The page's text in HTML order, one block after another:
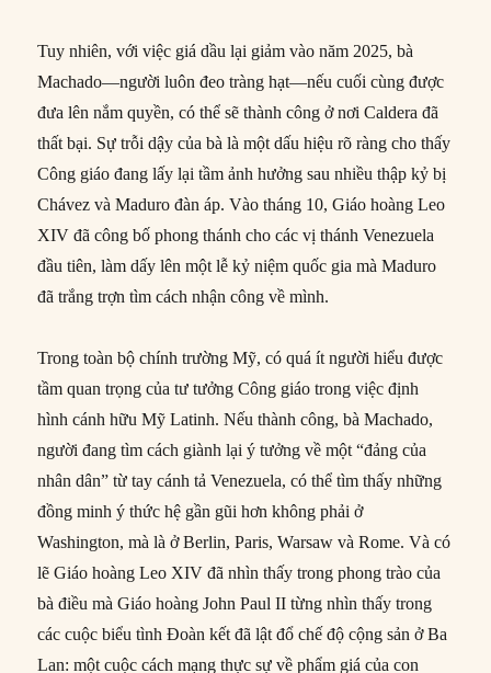
Tuy nhiên, với việc giá dầu lại giảm vào năm 2025, bà
Machado—người luôn đeo tràng hạt—nếu cuối cùng được
đưa lên nắm quyền, có thể sẽ thành công ở nơi Caldera đã
thất bại. Sự trỗi dậy của bà là một dấu hiệu rõ ràng cho thấy
Công giáo đang lấy lại tầm ảnh hưởng sau nhiều thập kỷ bị
Chávez và Maduro đàn áp. Vào tháng 10, Giáo hoàng Leo
XIV đã công bố phong thánh cho các vị thánh Venezuela
đầu tiên, làm dấy lên một lễ kỷ niệm quốc gia mà Maduro
đã trắng trợn tìm cách nhận công về mình.
Trong toàn bộ chính trường Mỹ, có quá ít người hiểu được
tầm quan trọng của tư tưởng Công giáo trong việc định
hình cánh hữu Mỹ Latinh. Nếu thành công, bà Machado,
người đang tìm cách giành lại ý tưởng về một “đảng của
nhân dân” từ tay cánh tả Venezuela, có thể tìm thấy những
đồng minh ý thức hệ gần gũi hơn không phải ở
Washington, mà là ở Berlin, Paris, Warsaw và Rome. Và có
lẽ Giáo hoàng Leo XIV đã nhìn thấy trong phong trào của
bà điều mà Giáo hoàng John Paul II từng nhìn thấy trong
các cuộc biểu tình Đoàn kết đã lật đổ chế độ cộng sản ở Ba
Lan: một cuộc cách mạng thực sự về phẩm giá của con